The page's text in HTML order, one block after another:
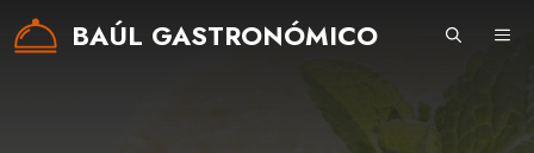
Saltar
BAÚL GASTRONÓMICO